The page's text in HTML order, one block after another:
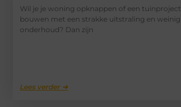
Wil je je woning opknappen of een tuinproject
bouwen met een strakke uitstraling en weinig
onderhoud? Dan zijn
Lees verder ➜